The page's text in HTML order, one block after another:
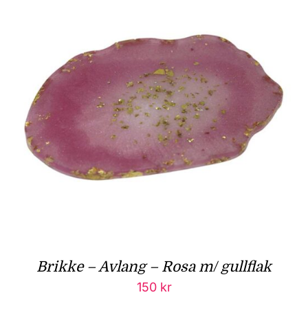
Brikke – Avlang – Rosa m/ gullflak
150 kr